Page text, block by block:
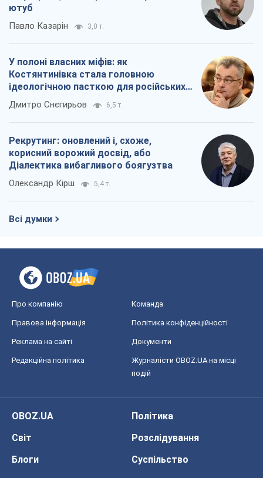
ютуб
Павло Казарін 3,0 т.
У полоні власних міфів: як
Костянтинівка стала головною
ідеологічною пасткою для російських
окупантів
Дмитро Снєгирьов 6,5 т.
Рекрутинг: оновлений і, схоже,
корисний ворожий досвід, або
Діалектика вибагливого боягузтва
Олександр Кірш 5,4 т.
Всі думки
Про компанію Команда
Правова інформація Політика конфіденційності
Реклама на сайті Документи
Редакційна політика
Журналісти OBOZ.UA на місці
подій
OBOZ.UA
Політика
Світ
Розслідування
Блоги
Суспільство